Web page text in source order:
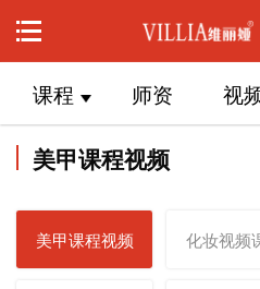
课程 师资 视
美甲课程视频
美甲课程视频 化妆视频